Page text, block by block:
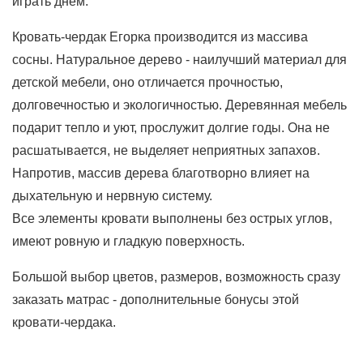
Кровать-чердак Егорка производится из массива
сосны. Натуральное дерево - наилучший материал для
детской мебели, оно отличается прочностью,
долговечностью и экологичностью. Деревянная мебель
подарит тепло и уют, прослужит долгие годы. Она не
расшатывается, не выделяет неприятных запахов.
Напротив, массив дерева благотворно влияет на
дыхательную и нервную систему.
Все элементы кровати выполнены без острых углов,
имеют ровную и гладкую поверхность.
Большой выбор цветов, размеров, возможность сразу
заказать матрас - дополнительные бонусы этой
кровати-чердака.